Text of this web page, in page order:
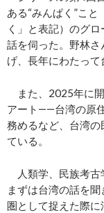
ある“みんぱく”こ
く」と表記）のグ
話を伺った。野林
げ、長年にわたって
また、2025年に
アート――台湾の原
務めるなど、台湾
ている。
人類学、民族考古
まずは台湾の話を
圏として捉えた際